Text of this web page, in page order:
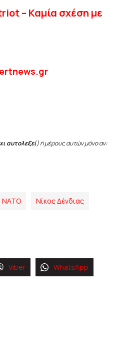
– Καμία σχέση με
ertnews.gr
αυτολεξεί) ή μέρους αυτών μόνο αν:
ΝΑΤΟ Νίκος Δένδιας
Viber WhatsApp